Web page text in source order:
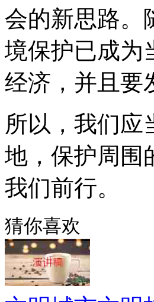
会的新思路。
境保护已成为
经济，并且要
所以，我们应
地，保护周围
我们前行。
猜你喜欢